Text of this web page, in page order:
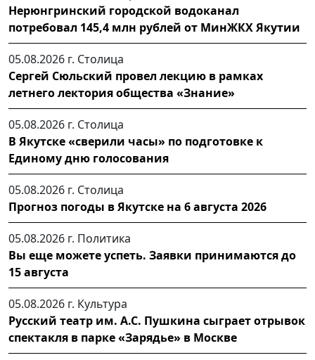
Нерюнгринский городской водоканал
потребовал 145,4 млн рублей от МинЖКХ Якутии
05.08.2026 г. Столица
Сергей Сюльский провел лекцию в рамках
летнего лектория общества «Знание»
05.08.2026 г. Столица
В Якутске «сверили часы» по подготовке к
Единому дню голосования
05.08.2026 г. Столица
Прогноз погоды в Якутске на 6 августа 2026
05.08.2026 г. Политика
Вы еще можете успеть. Заявки принимаются до
15 августа
05.08.2026 г. Культура
Русский театр им. А.С. Пушкина сыграет отрывок
спектакля в парке «Зарядье» в Москве